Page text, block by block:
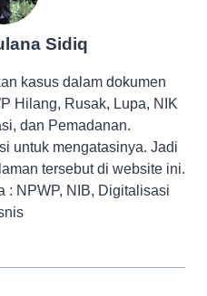
Sidiq
kasus dalam dokumen
Hilang, Rusak, Lupa, NIK
dan Pemadanan.
untuk mengatasinya. Jadi
tersebut di website ini.
: NPWP, NIB, Digitalisasi